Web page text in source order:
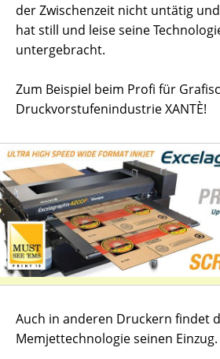
der Zwischenzeit nicht untätig und
hat still und leise seine
untergebracht.
Zum Beispiel beim Profi für
Druckvorstufenindustrie XANTÈ!
Auch in anderen Druckern findet
Memjettechnologie seinen Einzug.